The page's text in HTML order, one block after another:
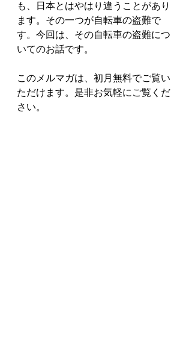
も、日本とはやはり違うことがあり
ます。その一つが自転車の盗難で
す。今回は、その自転車の盗難につ
いてのお話です。
このメルマガは、初月無料でご覧い
ただけます。是非お気軽にご覧くだ
さい。